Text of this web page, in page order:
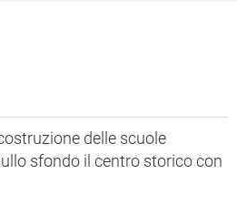
delle scuole
sfondo il centro storico con